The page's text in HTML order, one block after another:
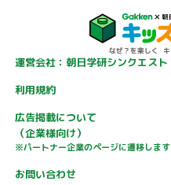
運営会社：朝日学研シンクエスト
利用規約
広告掲載について
（企業様向け）
※パートナー企業のページに遷移します
お問い合わせ